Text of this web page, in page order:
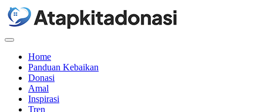
Menu
Home
Panduan Kebaikan
Donasi
Amal
Inspirasi
Tren